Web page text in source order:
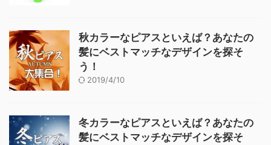
秋カラーなピアスといえば？あなたの
髪にベストマッチなデザインを探そ
う！
2019/4/10
冬カラーなピアスといえば？あなたの
髪にベストマッチなデザインを探そ